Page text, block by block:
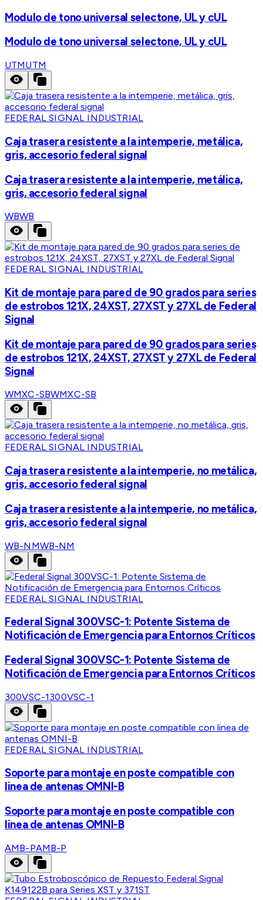
Modulo de tono universal selectone, UL y cUL
Modulo de tono universal selectone, UL y cUL
UTMUTM
FEDERAL SIGNAL INDUSTRIAL
Caja trasera resistente a la intemperie, metálica,
gris, accesorio federal signal
Caja trasera resistente a la intemperie, metálica,
gris, accesorio federal signal
WBWB
FEDERAL SIGNAL INDUSTRIAL
Kit de montaje para pared de 90 grados para series
de estrobos 121X, 24XST, 27XST y 27XL de Federal
Signal
Kit de montaje para pared de 90 grados para series
de estrobos 121X, 24XST, 27XST y 27XL de Federal
Signal
WMXC-SBWMXC-SB
FEDERAL SIGNAL INDUSTRIAL
Caja trasera resistente a la intemperie, no metálica,
gris, accesorio federal signal
Caja trasera resistente a la intemperie, no metálica,
gris, accesorio federal signal
WB-NMWB-NM
FEDERAL SIGNAL INDUSTRIAL
Federal Signal 300VSC-1: Potente Sistema de
Notificación de Emergencia para Entornos Críticos
Federal Signal 300VSC-1: Potente Sistema de
Notificación de Emergencia para Entornos Críticos
300VSC-1300VSC-1
FEDERAL SIGNAL INDUSTRIAL
Soporte para montaje en poste compatible con
linea de antenas OMNI-B
Soporte para montaje en poste compatible con
linea de antenas OMNI-B
AMB-PAMB-P